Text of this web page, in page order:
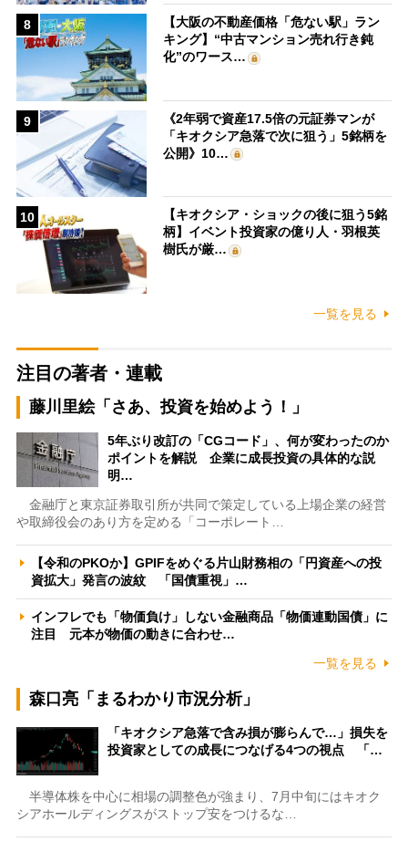
8
【大阪の不動産価格「危ない駅」ラン
キング】“中古マンション売れ行き鈍
化”のワース…
9
《2年弱で資産17.5倍の元証券マンが
「キオクシア急落で次に狙う」5銘柄を
公開》10…
10
【キオクシア・ショックの後に狙う5銘
柄】イベント投資家の億り人・羽根英
樹氏が厳…
一覧を見る
注目の著者・連載
藤川里絵「さあ、投資を始めよう！」
5年ぶり改訂の「CGコード」、何が変わったのか
ポイントを解説 企業に成長投資の具体的な説
明…
金融庁と東京証券取引所が共同で策定している上場企業の経営
や取締役会のあり方を定める「コーポレート…
【令和のPKOか】GPIFをめぐる片山財務相の「円資産への投
資拡大」発言の波紋 「国債重視」…
インフレでも「物価負け」しない金融商品「物価連動国債」に
注目 元本が物価の動きに合わせ…
一覧を見る
森口亮「まるわかり市況分析」
「キオクシア急落で含み損が膨らんで…」損失を
投資家としての成長につなげる4つの視点 「…
半導体株を中心に相場の調整色が強まり、7月中旬にはキオク
シアホールディングスがストップ安をつけるな…